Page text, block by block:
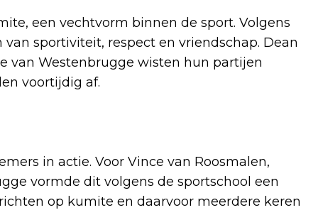
een vechtvorm binnen de sport. Volgens
sportiviteit, respect en vriendschap. Dean
van Westenbrugge wisten hun partijen
voortijdig af.
in actie. Voor Vince van Roosmalen,
vormde dit volgens de sportschool een
op kumite en daarvoor meerdere keren